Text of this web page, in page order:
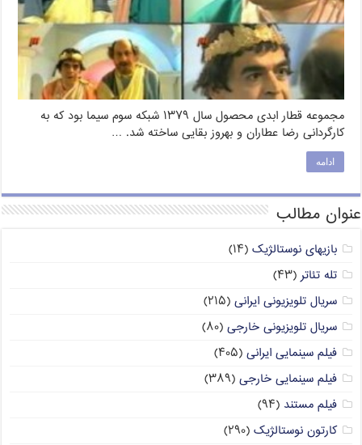
مجموعه قطار ابدی محصول سال ۱۳۷۹ شبکه سوم سیما بود که به
کارگردانی رضا عطاران و بهروز بقایی ساخته شد. …
ادامه
عنوان مطالب
بازیهای نوستالژیک (۱۴)
تله تئاتر (۴۳)
سریال تلویزیونی ایرانی (۲۱۵)
سریال تلویزیونی خارجی (۸۰)
فیلم سینمایی ایرانی (۴۰۵)
فیلم سینمایی خارجی (۳۸۹)
فیلم مستند (۹۴)
کارتون نوستالژیک (۲۹۰)